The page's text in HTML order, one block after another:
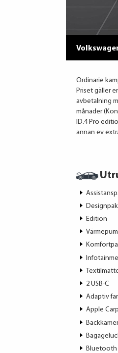
Ordinarie
Priset gäller
avbetalning
månader
ID.4 Pro
annan ev
Edition
2 USB-C
Adaptiv
Apple
Bluetooth